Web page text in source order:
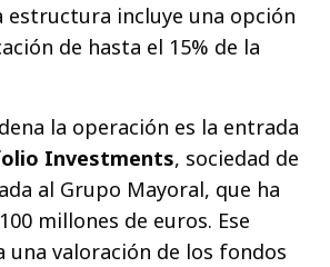
estructura incluye una opción
de hasta el 15% de la
la operación es la entrada
Investments, sociedad de
al Grupo Mayoral, que ha
millones de euros. Ese
una valoración de los fondos